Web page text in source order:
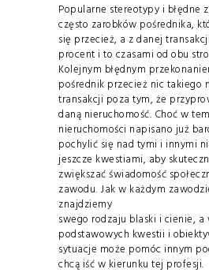
Popularne stereotypy i błędne
często zarobków pośrednika,
się przecież, a z danej
procent i to czasami od obu
Kolejnym błędnym
pośrednik przecież nic takiego
transakcji poza tym, że
daną nieruchomość. Choć w
nieruchomości napisano już
pochylić się nad tymi i innymi
jeszcze kwestiami, aby
zwiększać świadomość
zawodu. Jak w każdym
znajdziemy
swego rodzaju blaski i cienie,
podstawowych kwestii i
sytuacje może pomóc innym
chcą iść w kierunku tej profesji.